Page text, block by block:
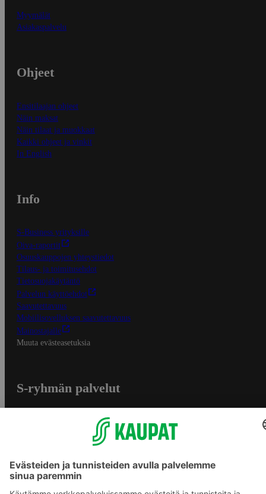
Myymälät
Asiakaspalvelu
Ohjeet
Ensitilaajan ohjeet
Näin maksat
Näin tilaat ja muokkaat
Kaikki ohjeet ja vinkit
In English
Info
S-Business yrityksille
Oiva-raportit
Osuuskauppojen yhteystiedot
Tilaus- ja toimitusehdot
Tietosuojakäytäntö
Palvelun käyttöehdot
Saavutettavuus
Mobiilisovelluksen saavutettavuus
Mainostajalle
Muuta evästeasetuksia
S-ryhmän palvelut
Yhteishyvä Ruoka -sovellus
S-ostoslista -sovellus
Prisma.fi